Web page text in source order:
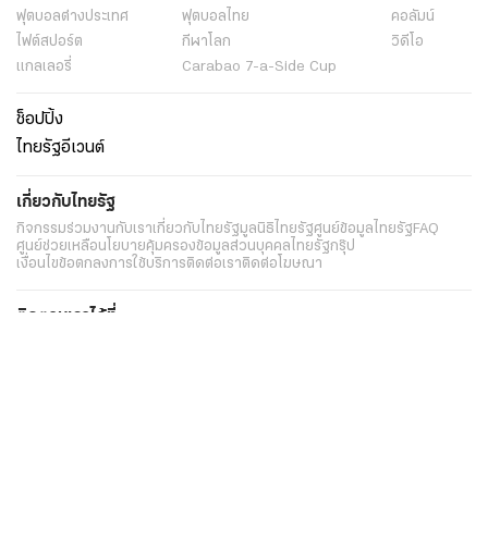
ฟุตบอลต่่างประเทศ ฟุตบอลไทย
คอลัมน์
ไฟต์สปอร์ต
กีฬาโลก
วิดีโอ
แกลเลอรี่
Carabao 7-a-Side Cup
ช็อปปิ้ง
ไทยรัฐอีเวนต์
เกี่ยวกับไทยรัฐ
กิจกรรมร่วมงานกับเราเกี่ยวกับไทยรัฐมูลนิธิไทยรัฐศูนย์ข้อมูลไทยรัฐFAQ
ศูนย์ช่วยเหลือนโยบายคุ้มครองข้อมูลส่วนบุคคลไทยรัฐกรุ๊ป
เงื่อนไขข้อตกลงการใช้บริการติดต่อเราติดต่อโฆษณา
ติดตามเราได้ที่